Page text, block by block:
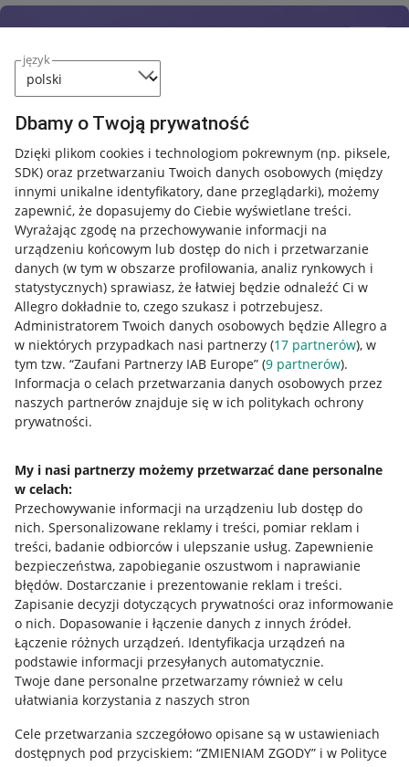
język
Dbamy o Twoją prywatność
Dzięki plikom cookies i technologiom pokrewnym (np. piksele,
SDK) oraz przetwarzaniu Twoich danych osobowych (między
innymi unikalne identyfikatory, dane przeglądarki), możemy
zapewnić, że dopasujemy do Ciebie wyświetlane treści.
Wyrażając zgodę na przechowywanie informacji na
urządzeniu końcowym lub dostęp do nich i przetwarzanie
danych (w tym w obszarze profilowania, analiz rynkowych i
statystycznych) sprawiasz, że łatwiej będzie odnaleźć Ci w
Allegro dokładnie to, czego szukasz i potrzebujesz.
Administratorem Twoich danych osobowych będzie Allegro a
w niektórych przypadkach nasi partnerzy (17 partnerów), w
tym tzw. “Zaufani Partnerzy IAB Europe” (9 partnerów).
Informacja o celach przetwarzania danych osobowych przez
naszych partnerów znajduje się w ich politykach ochrony
prywatności.
My i nasi partnerzy możemy przetwarzać dane personalne
w celach:
Przechowywanie informacji na urządzeniu lub dostęp do
nich. Spersonalizowane reklamy i treści, pomiar reklam i
treści, badanie odbiorców i ulepszanie usług. Zapewnienie
bezpieczeństwa, zapobieganie oszustwom i naprawianie
błędów. Dostarczanie i prezentowanie reklam i treści.
Zapisanie decyzji dotyczących prywatności oraz informowanie
o nich. Dopasowanie i łączenie danych z innych źródeł.
Łączenie różnych urządzeń. Identyfikacja urządzeń na
podstawie informacji przesyłanych automatycznie.
Twoje dane personalne przetwarzamy również w celu
ułatwiania korzystania z naszych stron
Cele przetwarzania szczegółowo opisane są w ustawieniach
dostępnych pod przyciskiem: “ZMIENIAM ZGODY” i w Polityce
Przydatne informacje
Jak to działa
Allegro Gadane dla sprzedających
Allegro Gadane dla kupujących
Mapa miejscowości
Informacje prawne
Regulamin
Polityka plików "cookies"
Ustawienia plików "cookies"
Udostępnianie lokalizacji